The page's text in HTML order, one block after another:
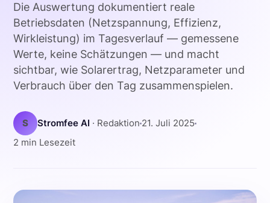
Die Auswertung dokumentiert reale
Betriebsdaten (Netzspannung, Effizienz,
Wirkleistung) im Tagesverlauf — gemessene
Werte, keine Schätzungen — und macht
sichtbar, wie Solarertrag, Netzparameter und
Verbrauch über den Tag zusammenspielen.
S Stromfee AI · Redaktion 21. Juli 2025
2 min Lesezeit